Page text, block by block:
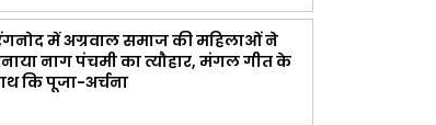
में अग्रवाल समाज की महिलाओं ने
नाग पंचमी का त्यौहार, मंगल गीत के
कि पूजा-अर्चना